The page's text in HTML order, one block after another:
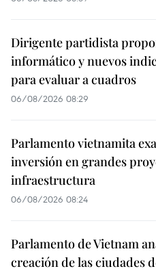
Dirigente partidista
informático y nuevos
para evaluar a cuadros
06/08/2026 08:29
Parlamento vietnamita
inversión en grandes
infraestructura
06/08/2026 08:24
Parlamento de Vietnam
creación de las ciudades